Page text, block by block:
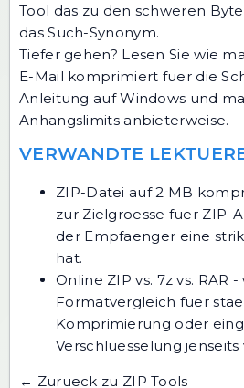
Tool das zu den schweren
das Such-Synonym.
Tiefer gehen? Lesen Siewie
E-Mail komprimiert fuer die
Anleitung auf Windows und
Anhangslimits anbieterweise.
VERWANDTE
ZIP-Datei auf 2 MB
zur Zielgroesse fuer ZIP-
der Empfaenger eine
hat.
Online ZIP vs. 7z vs. RAR
Formatvergleich fuer
Komprimierung oder
Verschluesselung jenseits
← Zurueck zu ZIP Tools